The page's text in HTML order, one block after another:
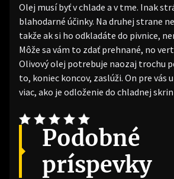
Olej musí byť v chlade a v tme. Inak
blahodarné účinky. Na druhej strane
takže ak si ho odkladáte do pivnice,
Môže sa vám to zdať prehnané, no
Olivový olej potrebuje naozaj trochu
to, koniec koncov, zaslúži. On pre vás
viac, ako je odloženie do chladnej
Podobné
príspevky